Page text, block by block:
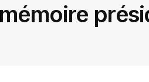
mémoire